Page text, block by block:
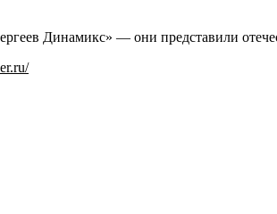
Динамикс» — они представили